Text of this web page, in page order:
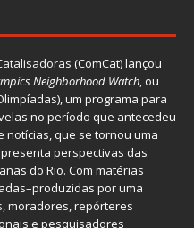
(ComCat) lançou
Neighborhood Watch, ou
um programa para
no período que antecedeu
notícias, que se tornou uma
perspectivas das
do Rio. Com matérias
por uma
moradores, repórteres
e pesquisadores